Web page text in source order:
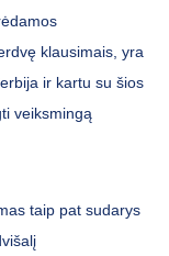
klausimais, yra
ir kartu su šios
veiksmingą
taip pat sudarys